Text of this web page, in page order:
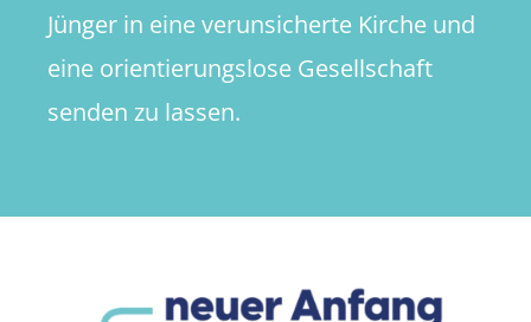
Jünger in eine verunsicherte Kirche und
eine orientierungslose Gesellschaft
senden zu lassen.